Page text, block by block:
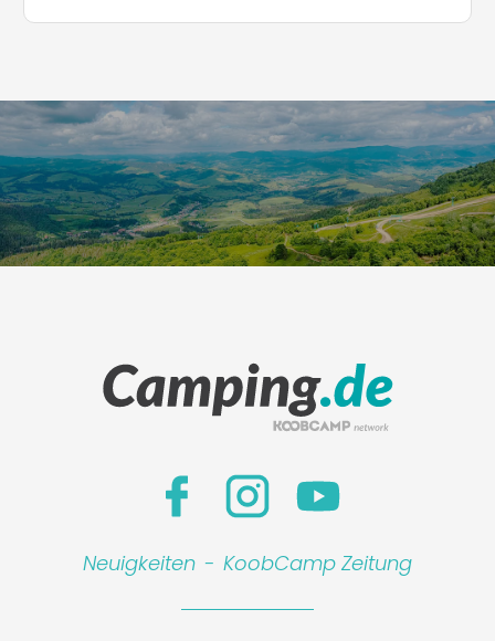
Neuigkeiten - KoobCamp Zeitung